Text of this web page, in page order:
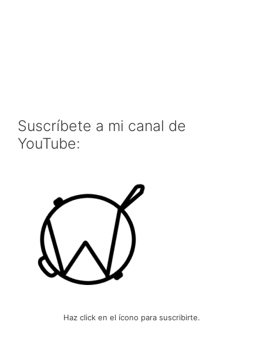
Suscríbete a mi canal de
YouTube:
Haz click en el ícono para suscribirte.